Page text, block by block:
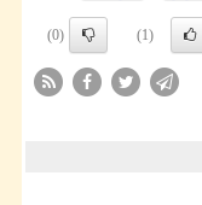
(1)
(0)